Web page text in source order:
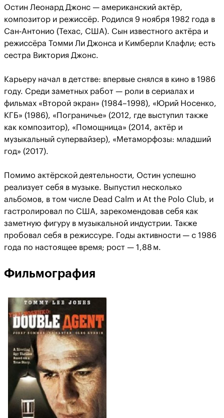
Остин Леонард Джонс — американский актёр,
композитор и режиссёр. Родился 9 ноября 1982 года в
Сан‑Антонио (Техас, США). Сын известного актёра и
режиссёра Томми Ли Джонса и Кимберли Клафли; есть
сестра Виктория Джонс.
Карьеру начал в детстве: впервые снялся в кино в 1986
году. Среди заметных работ — роли в сериалах и
фильмах «Второй экран» (1984–1998), «Юрий Носенко,
КГБ» (1986), «Пограничье» (2012, где выступил также
как композитор), «Помощница» (2014, актёр и
музыкальный супервайзер), «Метаморфозы: младший
год» (2017).
Помимо актёрской деятельности, Остин успешно
реализует себя в музыке. Выпустил несколько
альбомов, в том числе Dead Calm и At the Polo Club, и
гастролировал по США, зарекомендовав себя как
заметную фигуру в музыкальной индустрии. Также
пробовал себя в режиссуре. Годы активности — с 1986
года по настоящее время; рост — 1,88 м.
Фильмография